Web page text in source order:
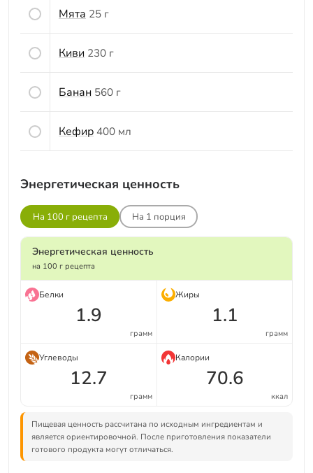
Мята 25 г
Киви 230 г
Банан 560 г
Кефир 400 мл
Энергетическая ценность
На 100 г рецепта На 1 порция
Энергетическая ценность
на 100 г рецепта
Белки
1.9
грамм
Жиры
1.1
грамм
Углеводы
12.7
грамм
Калории
70.6
ккал
Пищевая ценность рассчитана по исходным ингредиентам и
является ориентировочной. После приготовления показатели
готового продукта могут отличаться.